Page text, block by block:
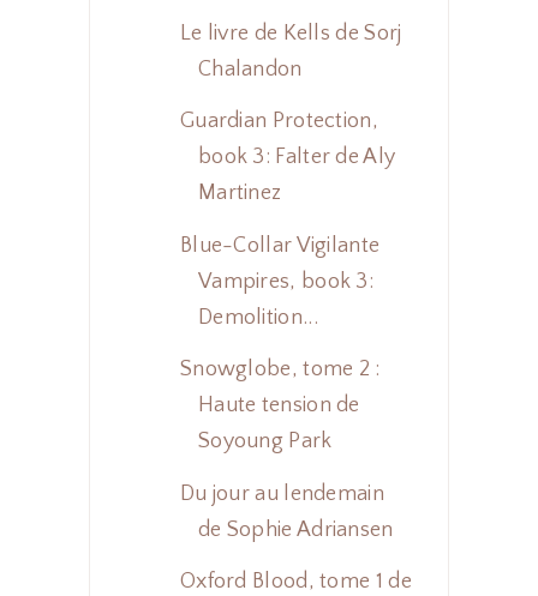
Le livre de Kells de Sorj
Chalandon
Guardian Protection,
book 3: Falter de Aly
Martinez
Blue-Collar Vigilante
Vampires, book 3:
Demolition...
Snowglobe, tome 2 :
Haute tension de
Soyoung Park
Du jour au lendemain
de Sophie Adriansen
Oxford Blood, tome 1 de